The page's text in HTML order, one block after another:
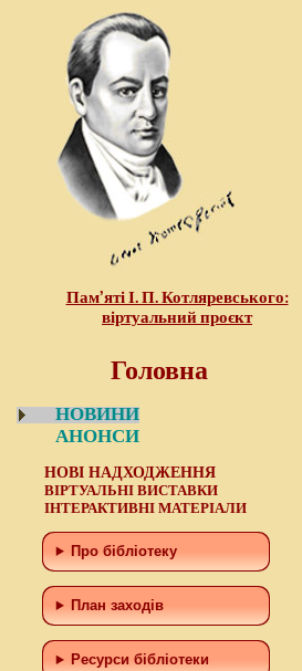
Пам’яті І. П. Котляревського:
віртуальний проєкт
Головна
НОВИНИ
АНОНСИ
НОВІ НАДХОДЖЕННЯ
ВІРТУАЛЬНІ ВИСТАВКИ
ІНТЕРАКТИВНІ МАТЕРІАЛИ
Про бібліотеку
План заходів
Ресурси бібліотеки